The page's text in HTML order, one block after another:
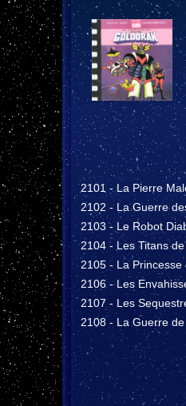
2101 - La Pierre
2102 - La Guerre
2103 - Le Robot
2104 - Les Titans
2105 - La Princesse
2106 - Les
2107 - Les
2108 - La Guerre